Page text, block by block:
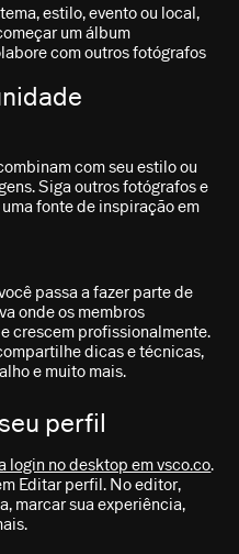
estilo, evento ou local,
um álbum
com outros fotógrafos
com seu estilo ou
Siga outros fotógrafos e
fonte de inspiração em
passa a fazer parte de
onde os membros
crescem profissionalmente.
dicas e técnicas,
e muito mais.
perfil
login no desktop em vsco.co.
Editar perfil. No editor,
marcar sua experiência,